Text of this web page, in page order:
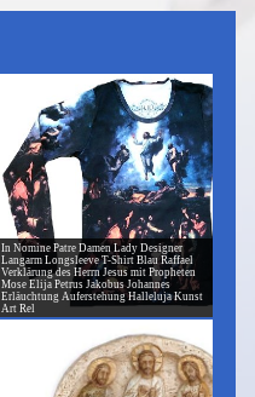
In Nomine Patre Damen Lady Designer
Langarm Longsleeve T-Shirt Blau Raffael
Verklärung des Herrn Jesus mit Propheten
Mose Elija Petrus Jakobus Johannes
Erläuchtung Auferstehung Halleluja Kunst
Art Rel